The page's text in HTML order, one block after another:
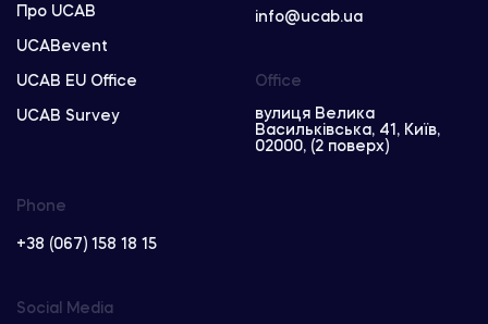
Про UCAB
UCABevent
UCAB EU Office
UCAB Survey
info@ucab.ua
Phone
+38 (067) 158 18 15
Office
вулиця Велика
Васильківська, 41, Київ,
02000, (2 поверх)
Social Media